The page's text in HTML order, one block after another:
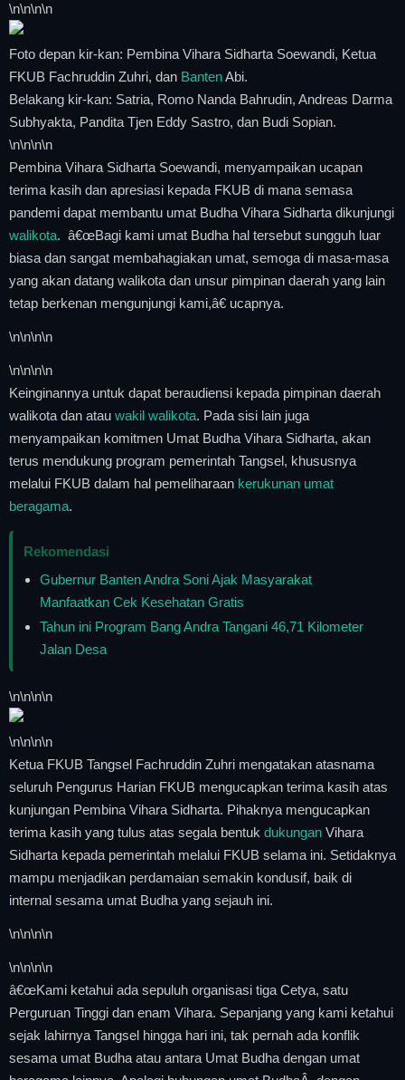
\n\n\n\n
Foto depan kir-kan: Pembina Vihara Sidharta Soewandi, Ketua
FKUB Fachruddin Zuhri, dan BantenAbi.
Belakang kir-kan: Satria, Romo Nanda Bahrudin, Andreas Darma
Subhyakta, Pandita Tjen Eddy Sastro, dan Budi Sopian.
\n\n\n\n
Pembina Vihara Sidharta Soewandi, menyampaikan ucapan
terima kasih dan apresiasi kepada FKUB di mana semasa
pandemi dapat membantu umat Budha Vihara Sidharta dikunjungi
walikota. â€œBagi kami umat Budha hal tersebut sungguh luar
biasa dan sangat membahagiakan umat, semoga di masa-masa
yang akan datang walikota dan unsur pimpinan daerah yang lain
tetap berkenan mengunjungi kami,â€ ucapnya.
\n\n\n\n
\n\n\n\n
Keinginannya untuk dapat beraudiensi kepada pimpinan daerah
walikota dan atau wakil walikota. Pada sisi lain juga
menyampaikan komitmen Umat Budha Vihara Sidharta, akan
terus mendukung program pemerintah Tangsel, khususnya
melalui FKUB dalam hal pemeliharaan kerukunan umat
beragama.
Rekomendasi
Gubernur Banten Andra Soni Ajak Masyarakat
Manfaatkan Cek Kesehatan Gratis
Tahun ini Program Bang Andra Tangani 46,71 Kilometer
Jalan Desa
\n\n\n\n
\n\n\n\n
Ketua FKUB Tangsel Fachruddin Zuhri mengatakan atasnama
seluruh Pengurus Harian FKUB mengucapkan terima kasih atas
kunjungan Pembina Vihara Sidharta. Pihaknya mengucapkan
terima kasih yang tulus atas segala bentuk dukungan Vihara
Sidharta kepada pemerintah melalui FKUB selama ini. Setidaknya
mampu menjadikan perdamaian semakin kondusif, baik di
internal sesama umat Budha yang sejauh ini.
\n\n\n\n
\n\n\n\n
â€œKami ketahui ada sepuluh organisasi tiga Cetya, satu
Perguruan Tinggi dan enam Vihara. Sepanjang yang kami ketahui
sejak lahirnya Tangsel hingga hari ini, tak pernah ada konflik
sesama umat Budha atau antara Umat Budha dengan umat